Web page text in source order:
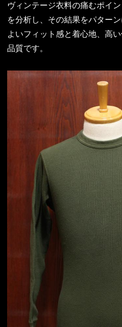
ヴィンテージ衣料の痛むポイ
を分析し、その結果をパター
よいフィット感と着心地、高
品質です。